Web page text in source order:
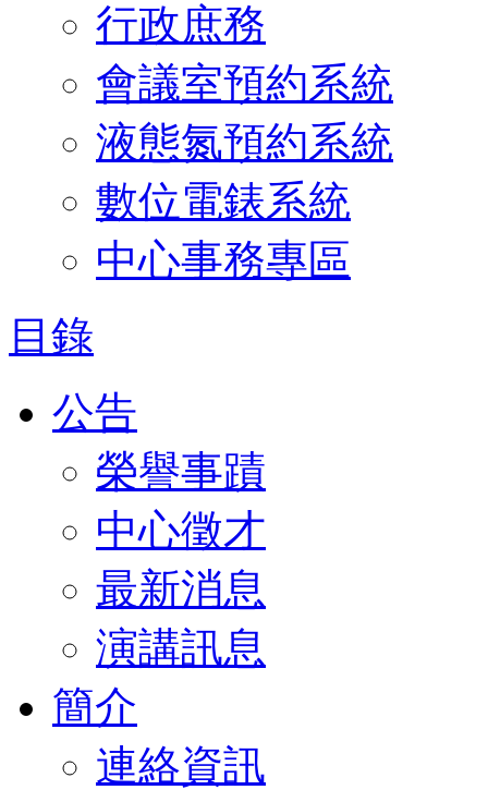
行政庶務
會議室預約系統
液態氮預約系統
數位電錶系統
中心事務專區
目錄
公告
榮譽事蹟
中心徵才
最新消息
演講訊息
簡介
連絡資訊